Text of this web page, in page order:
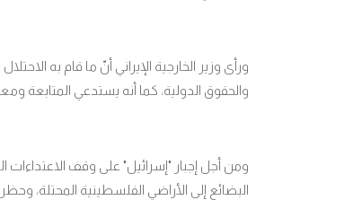
ورأى وزير الخارجية الإيراني أنّ ما قام به
والحقوق الدولية، كما أنه يستدعي المتابعة
ومن أجل إجبار "إسرائيل" على وقف الاعتداءات
البضائع إلى الأراضي الفلسطينية المحتلة،